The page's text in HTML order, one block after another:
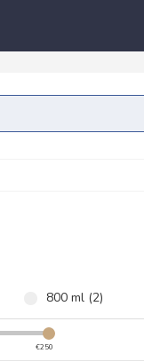
800 ml (2)
€250